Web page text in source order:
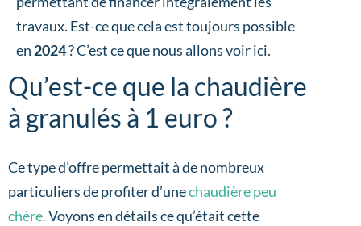
travaux. Est-ce que cela est toujours possible
en 2024? C’est ce que nous allons voir ici.
Qu’est-ce que la chaudière
à granulés à 1 euro ?
Ce type d’offre permettait à de nombreux
particuliers de profiter d’unechaudière peu
chère.Voyons en détails ce qu’était cette